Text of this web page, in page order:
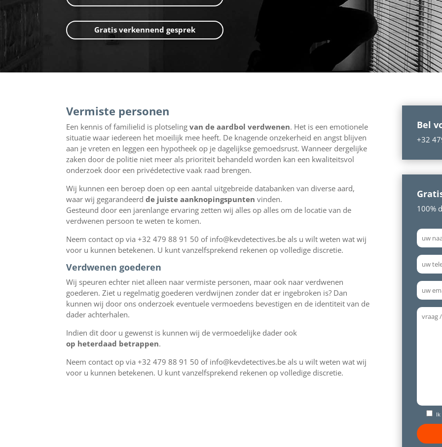
Gratis verkennend gesprek
Vermiste personen
Een kennis of familielid is plotseling van de aardbol verdwenen. Het is een emotionele
situatie waar iedereen het moeilijk mee heeft. De knagende onzekerheid en angst blijven
aan je vreten en leggen een hypotheek op je dagelijkse gemoedsrust. Wanneer dergelijke
zaken door de politie niet meer als prioriteit behandeld worden kan een kwaliteitsvol
onderzoek door een privédetective vaak raad brengen.
Wij kunnen een beroep doen op een aantal uitgebreide databanken van diverse aard,
waar wij gegarandeerdde juiste aanknopingspunten vinden.
Gesteund door een jarenlange ervaring zetten wij alles op alles om de locatie van de
verdwenen persoon te weten te komen.
Neem contact op via +32 479 88 91 50 of info@kevdetectives.be als u wilt weten wat wij
voor u kunnen betekenen. U kunt vanzelfsprekend rekenen op volledige discretie.
Verdwenen goederen
Wij speuren echter niet alleen naar vermiste personen, maar ook naar verdwenen
goederen. Ziet u regelmatig goederen verdwijnen zonder dat er ingebroken is? Dan
kunnen wij door ons onderzoek eventuele vermoedens bevestigen en de identiteit van de
dader achterhalen.
Indien dit door u gewenst is kunnen wij de vermoedelijke dader ook
op heterdaad betrappen.
Neem contact op via +32 479 88 91 50 of info@kevdetectives.be als u wilt weten wat wij
voor u kunnen betekenen. U kunt vanzelfsprekend rekenen op volledige discretie.
Bel
+32
100%